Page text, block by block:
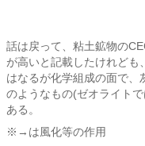
話は戻って、粘土鉱物の
が高いと記載したけれども
はなるが化学組成の面で
のようなもの(ゼオライト
ある。
※→は風化等の作用